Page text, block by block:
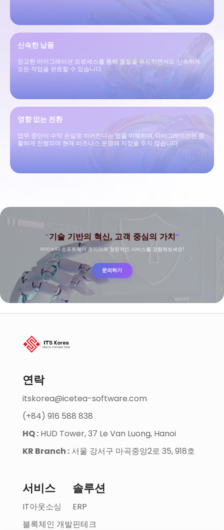
신속한 납품
정교한 마이그레이션 프로세스를 통해 품질을 유지하면서도 신속하게
모든 작업을 완료할 수 있습니다.
영향 없는 전환
업무 중단이 수익 손실로 이어진다는 점을 이해하여, 마이그레이션은 원
활하게 진행되며 현재 비즈니스 운영에 지장을 주지 않습니다.
“기술 기반의 혁신, 고객 중심의 가치 ”
아이스티 소프트웨어 코리아의 전문적인 서비스를 경험해보세요!
문의하기
연락
itskorea@icetea-software.com
(+84) 916 588 838
HQ : HUD Tower, 37 Le Van Luong, Hanoi
KR Branch : 서울 강서구 마곡중앙2로 35, 918호
서비스
IT아웃소싱
블록체인 개발
솔루션
ERP
핀테크